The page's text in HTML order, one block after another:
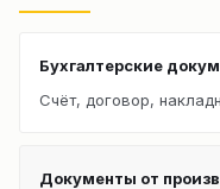
Бухгалтерские
Счёт, договор,
Документы от